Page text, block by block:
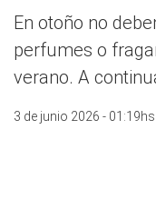
En otoño no
perfumes o
verano. A
3 de junio 2026 - 01:19hs